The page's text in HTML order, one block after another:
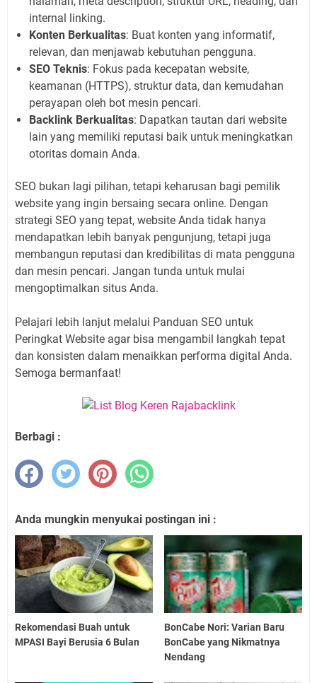
internal linking.
Konten Berkualitas: Buat konten yang informatif,
relevan, dan menjawab kebutuhan pengguna.
SEO Teknis: Fokus pada kecepatan website,
keamanan (HTTPS), struktur data, dan kemudahan
perayapan oleh bot mesin pencari.
Backlink Berkualitas: Dapatkan tautan dari website
lain yang memiliki reputasi baik untuk meningkatkan
otoritas domain Anda.
SEO bukan lagi pilihan, tetapi keharusan bagi pemilik
website yang ingin bersaing secara online. Dengan
strategi SEO yang tepat, website Anda tidak hanya
mendapatkan lebih banyak pengunjung, tetapi juga
membangun reputasi dan kredibilitas di mata pengguna
dan mesin pencari. Jangan tunda untuk mulai
mengoptimalkan situs Anda.
Pelajari lebih lanjut melalui Panduan SEO untuk
Peringkat Website agar bisa mengambil langkah tepat
dan konsisten dalam menaikkan performa digital Anda.
Semoga bermanfaat!
Berbagi :
Anda mungkin menyukai postingan ini :
Rekomendasi Buah untuk
MPASI Bayi Berusia 6 Bulan
BonCabe Nori: Varian Baru
BonCabe yang Nikmatnya
Nendang